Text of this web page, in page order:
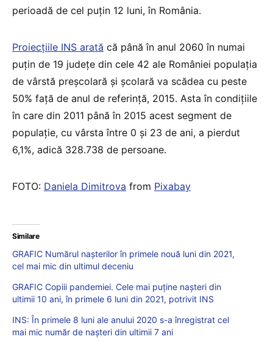
perioadă de cel puţin 12 luni, în România.
Proiecțiile INS arată că până în anul 2060 în numai
puțin de 19 județe din cele 42 ale României populaţia
de vârstă preşcolară şi şcolară va scădea cu peste
50% față de anul de referință, 2015. Asta în condițiile
în care din 2011 până în 2015 acest segment de
populație, cu vârsta între 0 și 23 de ani, a pierdut
6,1%, adică 328.738 de persoane.
FOTO: Daniela Dimitrova from Pixabay
Similare
GRAFIC Numărul nașterilor în primele nouă luni din 2021,
cel mai mic din ultimul deceniu
GRAFIC Copiii pandemiei. Cele mai puține nașteri din
ultimii 10 ani, în primele 6 luni din 2021, potrivit INS
INS: În primele 8 luni ale anului 2020 s-a înregistrat cel
mai mic număr de nașteri din ultimii 7 ani